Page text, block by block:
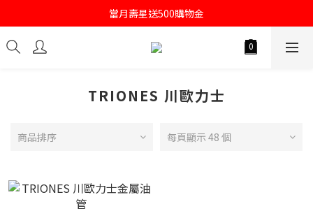
註冊會員即送購物金100
當月壽星送500購物金
註冊會員即送購物金100
TRIONES 川歐力士
商品排序 每頁顯示 48 個